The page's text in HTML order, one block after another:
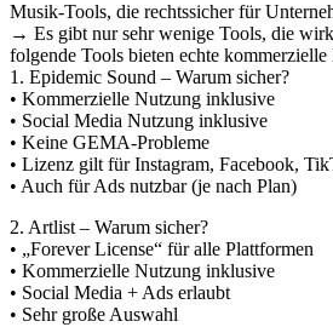
Musik-Tools, die rechtssicher für
→ Es gibt nur sehr wenige Tools, die
folgende Tools bieten echte
1. Epidemic Sound – Warum sicher?
• Kommerzielle Nutzung inklusive
• Social Media Nutzung inklusive
• Keine GEMA-Probleme
• Lizenz gilt für Instagram, Facebook,
• Auch für Ads nutzbar (je nach Plan)
2. Artlist – Warum sicher?
• „Forever License“ für alle Plattformen
• Kommerzielle Nutzung inklusive
• Social Media + Ads erlaubt
• Sehr große Auswahl